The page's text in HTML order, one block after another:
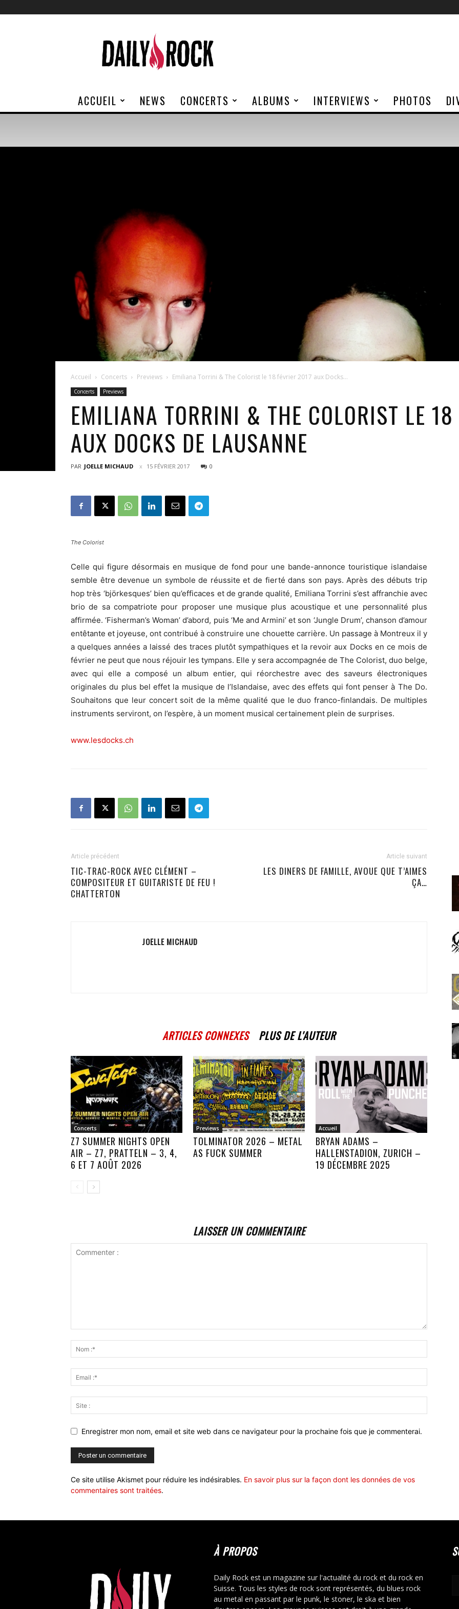
Rock
ACCUEIL NEWS CONCERTS ALBUMS INTERVIEWS PHOTOS
Accueil Concerts Previews Emiliana Torrini & The Colorist le 18 février 2017 aux Docks...
Concerts Previews
EMILIANA TORRINI & THE COLORIST LE
AUX DOCKS DE LAUSANNE
PAR JOELLE MICHAUD 15 FÉVRIER 2017 0
The Colorist
Celle qui figure désormais en musique de fond pour une bande-annonce touristique islandaise
semble être devenue un symbole de réussite et de fierté dans son pays. Après des débuts trip
hop très ‘björkesques’ bien qu’efficaces et de grande qualité, Emiliana Torrini s’est affranchie avec
brio de sa compatriote pour proposer une musique plus acoustique et une personnalité plus
affirmée. ‘Fisherman’s Woman’ d’abord, puis ‘Me and Armini’ et son ‘Jungle Drum’, chanson d’amour
entêtante et joyeuse, ont contribué à construire une chouette carrière. Un passage à Montreux il y
a quelques années a laissé des traces plutôt sympathiques et la revoir aux Docks en ce mois de
février ne peut que nous réjouir les tympans. Elle y sera accompagnée de The Colorist, duo belge,
avec qui elle a composé un album entier, qui réorchestre avec des saveurs électroniques
originales du plus bel effet la musique de l’Islandaise, avec des effets qui font penser à The Do.
Souhaitons que leur concert soit de la même qualité que le duo franco-finlandais. De multiples
instruments serviront, on l’espère, à un moment musical certainement plein de surprises.
www.lesdocks.ch
Article précédent
TIC-TRAC-ROCK AVEC CLÉMENT –
COMPOSITEUR ET GUITARISTE DE FEU !
CHATTERTON
Article suivant
LES DINERS DE FAMILLE, AVOUE QUE T’AIMES
ÇA…
JOELLE MICHAUD
ARTICLES CONNEXES PLUS DE L'AUTEUR
Concerts
Z7 SUMMER NIGHTS OPEN
AIR – Z7, PRATTELN – 3, 4,
6 ET 7 AOÛT 2026
Previews
TOLMINATOR 2026 – METAL
AS FUCK SUMMER
Accueil
BRYAN ADAMS –
HALLENSTADION, ZURICH –
19 DÉCEMBRE 2025
LAISSER UN COMMENTAIRE
Enregistrer mon nom, email et site web dans ce navigateur pour la prochaine fois que je commenterai.
Ce site utilise Akismet pour réduire les indésirables. En savoir plus sur la façon dont les données de vos
commentaires sont traitées.
À PROPOS
Daily Rock est un magazine sur l'actualité du rock et du rock en
Suisse. Tous les styles de rock sont représentés, du blues rock
au metal en passant par le punk, le stoner, le ska et bien